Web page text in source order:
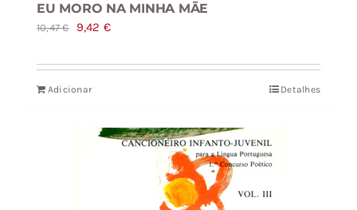
EU MORO NA MINHA MÃE
10,47€
O
original
era:
9,42 €O
atual
Adicionar Detalhes